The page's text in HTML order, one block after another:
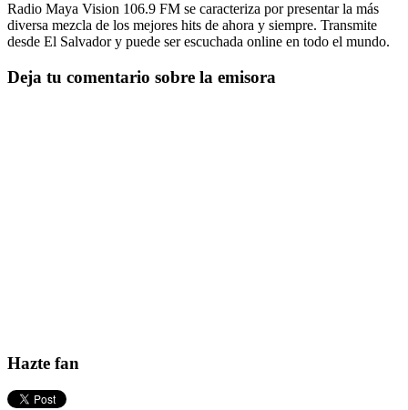
Radio Maya Vision 106.9 FM se caracteriza por presentar la más
diversa mezcla de los mejores hits de ahora y siempre. Transmite
desde El Salvador y puede ser escuchada online en todo el mundo.
Deja tu comentario sobre la emisora
Hazte fan